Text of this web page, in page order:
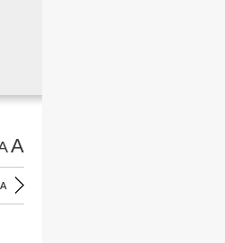
A